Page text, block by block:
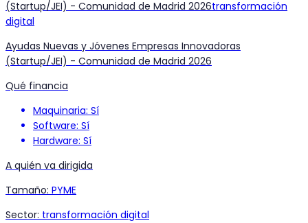
(Startup/JEI) - Comunidad de Madrid 2026transformación
digital
Ayudas Nuevas y Jóvenes Empresas Innovadoras
(Startup/JEI) - Comunidad de Madrid 2026
Qué financia
Maquinaria: Sí
Software: Sí
Hardware: Sí
A quién va dirigida
Tamaño: PYME
Sector: transformación digital